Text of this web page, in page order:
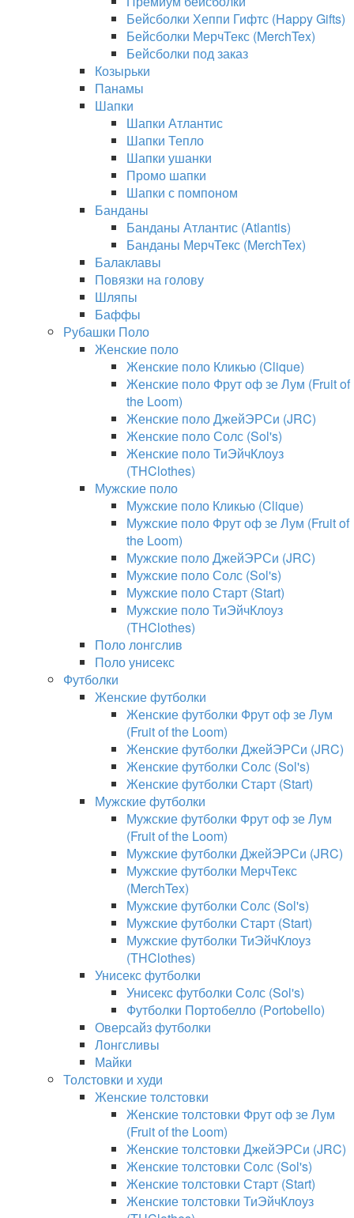
Бейсболки Хеппи Гифтс (Happy Gifts)
Бейсболки МерчТекс (MerchTex)
Бейсболки под заказ
Козырьки
Панамы
Шапки
Шапки Атлантис
Шапки Тепло
Шапки ушанки
Промо шапки
Шапки с помпоном
Банданы
Банданы Атлантис (Atlantis)
Банданы МерчТекс (MerchTex)
Балаклавы
Повязки на голову
Шляпы
Баффы
Рубашки Поло
Женские поло
Женские поло Кликью (Clique)
Женские поло Фрут оф зе Лум (Fruit of
the Loom)
Женские поло ДжейЭРСи (JRC)
Женские поло Солс (Sol's)
Женские поло ТиЭйчКлоуз
(THClothes)
Мужские поло
Мужские поло Кликью (Clique)
Мужские поло Фрут оф зе Лум (Fruit of
the Loom)
Мужские поло ДжейЭРСи (JRC)
Мужские поло Солс (Sol's)
Мужские поло Старт (Start)
Мужские поло ТиЭйчКлоуз
(THClothes)
Поло лонгслив
Поло унисекс
Футболки
Женские футболки
Женские футболки Фрут оф зе Лум
(Fruit of the Loom)
Женские футболки ДжейЭРСи (JRC)
Женские футболки Солс (Sol's)
Женские футболки Старт (Start)
Мужские футболки
Мужские футболки Фрут оф зе Лум
(Fruit of the Loom)
Мужские футболки ДжейЭРСи (JRC)
Мужские футболки МерчТекс
(MerchTex)
Мужские футболки Солс (Sol's)
Мужские футболки Старт (Start)
Мужские футболки ТиЭйчКлоуз
(THClothes)
Унисекс футболки
Унисекс футболки Солс (Sol's)
Футболки Портобелло (Portobello)
Оверсайз футболки
Лонгсливы
Майки
Толстовки и худи
Женские толстовки
Женские толстовки Фрут оф зе Лум
(Fruit of the Loom)
Женские толстовки ДжейЭРСи (JRC)
Женские толстовки Солс (Sol's)
Женские толстовки Старт (Start)
Женские толстовки ТиЭйчКлоуз